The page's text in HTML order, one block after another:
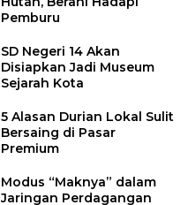
Pemburu
SD Negeri 14 Akan
Disiapkan Jadi Museum
Sejarah Kota
5 Alasan Durian Lokal Sulit
Bersaing di Pasar
Premium
Modus “Maknya” dalam
Jaringan Perdagangan